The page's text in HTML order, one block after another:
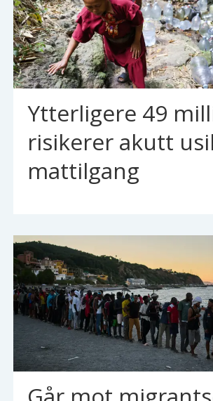
Ytterligere 49
risikerer akutt
mattilgang